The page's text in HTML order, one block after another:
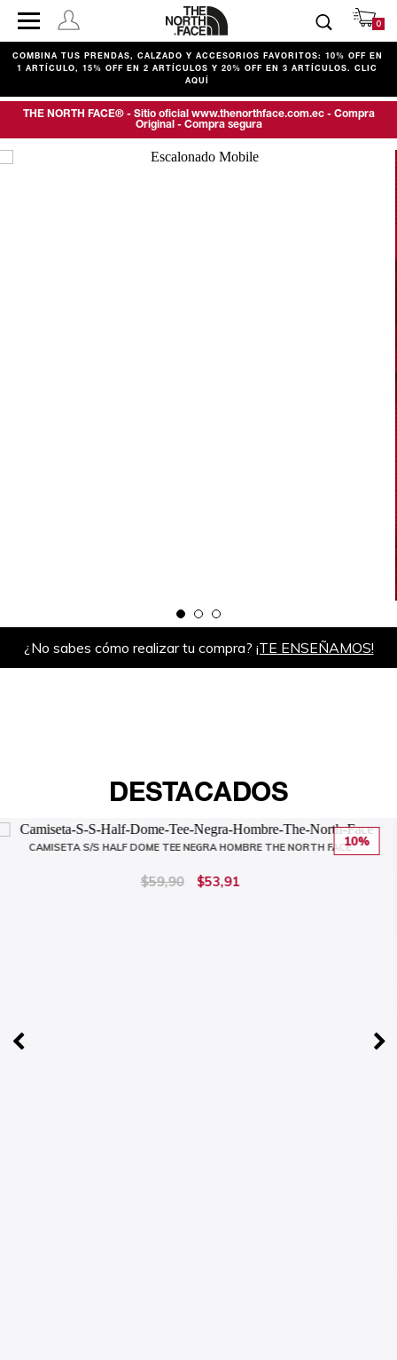
0
COMBINA TUS PRENDAS, CALZADO Y ACCESORIOS FAVORITOS: 10% OFF EN
1 ARTÍCULO, 15% OFF EN 2 ARTÍCULOS Y 20% OFF EN 3 ARTÍCULOS. CLIC
AQUÍ
THE NORTH FACE® - Sitio oficial www.thenorthface.com.ec - Compra
Original - Compra segura
¿No sabes cómo realizar tu compra? ¡TE ENSEÑAMOS!
DESTACADOS
10%
FACE